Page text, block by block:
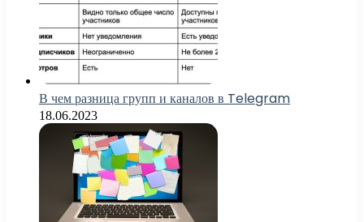
В чем разница групп и каналов в Telegram
18.06.2023